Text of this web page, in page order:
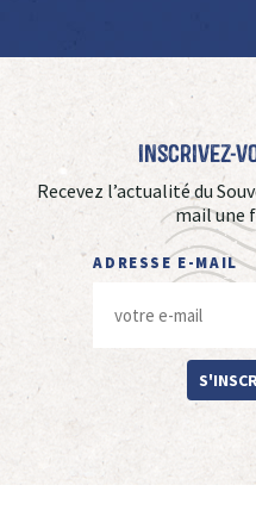
Inscrivez-
Recevez l’actualité du
mail une
ADRESSE E-MAIL